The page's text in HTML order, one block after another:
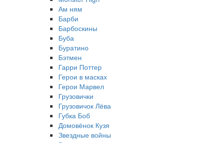
Ам ням
Барби
Барбоскины
Буба
Буратино
Бэтмен
Гарри Поттер
Герои в масках
Герои Марвел
Грузовички
Грузовичок Лёва
Губка Боб
Домовёнок Кузя
Звездные войны